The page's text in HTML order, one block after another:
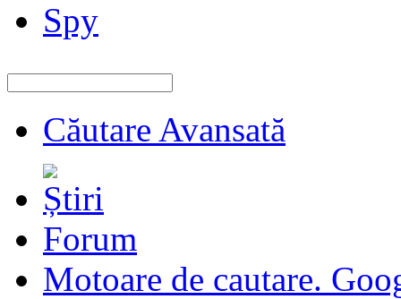
Spy
Căutare Avansată
Forum
Motoare de cautare.